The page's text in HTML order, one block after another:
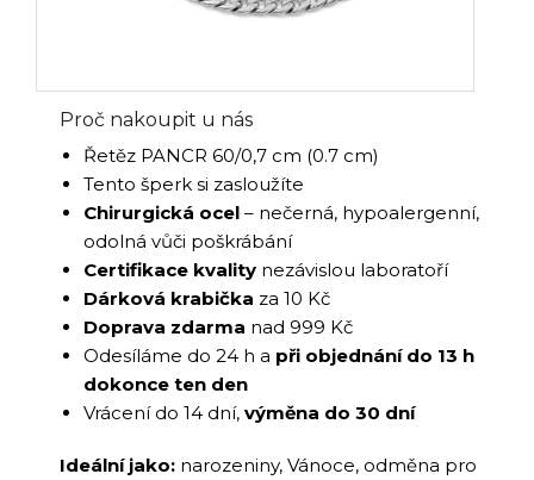
Proč nakoupit u nás
Řetěz PANCR 60/0,7 cm (0.7 cm)
Tento šperk si zasloužíte
Chirurgická ocel – nečerná, hypoalergenní,
odolná vůči poškrábání
Certifikace kvality nezávislou laboratoří
Dárková krabička za 10 Kč
Doprava zdarma nad 999 Kč
Odesíláme do 24 h a při objednání do 13 h
dokonce ten den
Vrácení do 14 dní, výměna do 30 dní
Ideální jako: narozeniny, Vánoce, odměna pro